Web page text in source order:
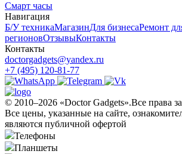
Смарт часы
Навигация
Б/У техникaМагазинДля бизнесаРемонт
регионовОтзывыКонтакты
Контакты
doctorgadgets@yandex.ru
+7 (495) 120-81-77
© 2010–2026 «Doctor Gadgets».Все права
Все цены, указанные на сайте,
являются публичной офертой
Телефоны
Планшеты